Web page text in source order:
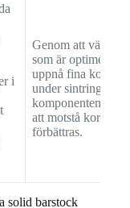
i
Genom att välja
som är optimerade
uppnå fina
under sintringen
komponentens
att motstå
förbättras.
solid barstock